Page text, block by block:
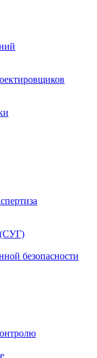
(СУГ)
безопасности